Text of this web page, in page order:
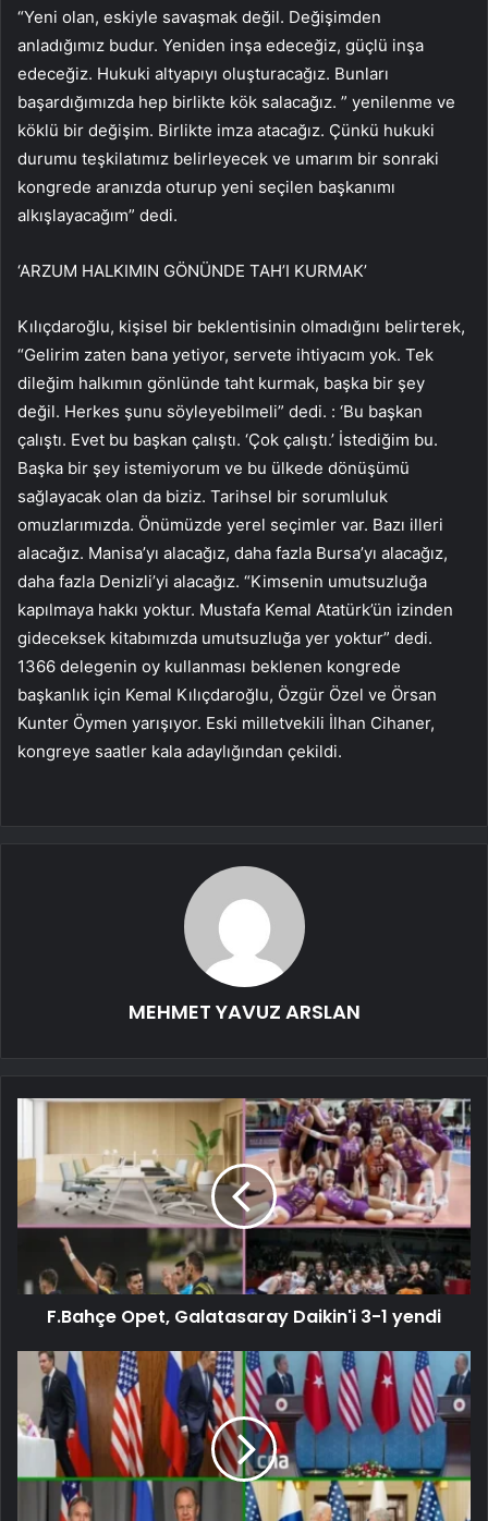
“Yeni olan, eskiyle savaşmak değil. Değişimden
anladığımız budur. Yeniden inşa edeceğiz, güçlü inşa
edeceğiz. Hukuki altyapıyı oluşturacağız. Bunları
başardığımızda hep birlikte kök salacağız. ” yenilenme ve
köklü bir değişim. Birlikte imza atacağız. Çünkü hukuki
durumu teşkilatımız belirleyecek ve umarım bir sonraki
kongrede aranızda oturup yeni seçilen başkanımı
alkışlayacağım” dedi.
‘ARZUM HALKIMIN GÖNÜNDE TAH’I KURMAK’
Kılıçdaroğlu, kişisel bir beklentisinin olmadığını belirterek,
“Gelirim zaten bana yetiyor, servete ihtiyacım yok. Tek
dileğim halkımın gönlünde taht kurmak, başka bir şey
değil. Herkes şunu söyleyebilmeli” dedi. : ‘Bu başkan
çalıştı. Evet bu başkan çalıştı. ‘Çok çalıştı.’ İstediğim bu.
Başka bir şey istemiyorum ve bu ülkede dönüşümü
sağlayacak olan da biziz. Tarihsel bir sorumluluk
omuzlarımızda. Önümüzde yerel seçimler var. Bazı illeri
alacağız. Manisa’yı alacağız, daha fazla Bursa’yı alacağız,
daha fazla Denizli’yi alacağız. “Kimsenin umutsuzluğa
kapılmaya hakkı yoktur. Mustafa Kemal Atatürk’ün izinden
gideceksek kitabımızda umutsuzluğa yer yoktur” dedi.
1366 delegenin oy kullanması beklenen kongrede
başkanlık için Kemal Kılıçdaroğlu, Özgür Özel ve Örsan
Kunter Öymen yarışıyor. Eski milletvekili İlhan Cihaner,
kongreye saatler kala adaylığından çekildi.
MEHMET YAVUZ ARSLAN
F.Bahçe Opet, Galatasaray Daikin'i 3-1 yendi